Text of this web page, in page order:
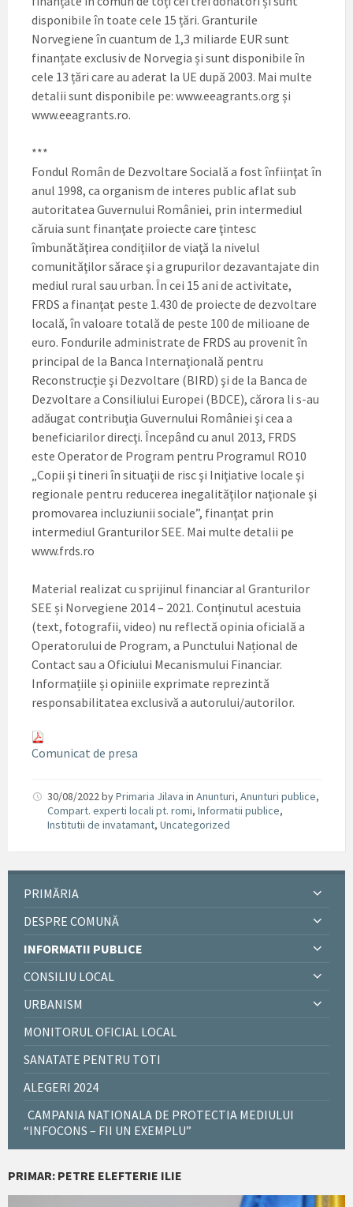
disponibile în toate cele 15 țări. Granturile
Norvegiene în cuantum de 1,3 miliarde EUR sunt
finanțate exclusiv de Norvegia și sunt disponibile în
cele 13 țări care au aderat la UE după 2003. Mai multe
detalii sunt disponibile pe: www.eeagrants.org și
www.eeagrants.ro.
***
Fondul Român de Dezvoltare Socială a fost înfiinţat în
anul 1998, ca organism de interes public aflat sub
autoritatea Guvernului României, prin intermediul
căruia sunt finanţate proiecte care ţintesc
îmbunătăţirea condiţiilor de viaţă la nivelul
comunităţilor sărace şi a grupurilor dezavantajate din
mediul rural sau urban. În cei 15 ani de activitate,
FRDS a finanţat peste 1.430 de proiecte de dezvoltare
locală, în valoare totală de peste 100 de milioane de
euro. Fondurile administrate de FRDS au provenit în
principal de la Banca Internaţională pentru
Reconstrucţie şi Dezvoltare (BIRD) şi de la Banca de
Dezvoltare a Consiliului Europei (BDCE), cărora li s-au
adăugat contribuţia Guvernului României şi cea a
beneficiarilor direcţi. Începând cu anul 2013, FRDS
este Operator de Program pentru Programul RO10
„Copii şi tineri în situaţii de risc şi Iniţiative locale şi
regionale pentru reducerea inegalităţilor naţionale şi
promovarea incluziunii sociale”, finanţat prin
intermediul Granturilor SEE. Mai multe detalii pe
www.frds.ro
Material realizat cu sprijinul financiar al Granturilor
SEE și Norvegiene 2014 – 2021. Conținutul acestuia
(text, fotografii, video) nu reflectă opinia oficială a
Operatorului de Program, a Punctului Național de
Contact sau a Oficiului Mecanismului Financiar.
Informațiile și opiniile exprimate reprezintă
responsabilitatea exclusivă a autorului/autorilor.
Comunicat de presa
30/08/2022byPrimaria Jilava in Anunturi, Anunturi publice,
Compart. experti locali pt. romi, Informatii publice,
Institutii de invatamant, Uncategorized
PRIMĂRIA
DESPRE COMUNĂ
INFORMATII PUBLICE
CONSILIU LOCAL
URBANISM
MONITORUL OFICIAL LOCAL
SANATATE PENTRU TOTI
ALEGERI 2024
CAMPANIA NATIONALA DE PROTECTIA MEDIULUI
“INFOCONS – FII UN EXEMPLU”
PRIMAR: PETRE ELEFTERIE ILIE